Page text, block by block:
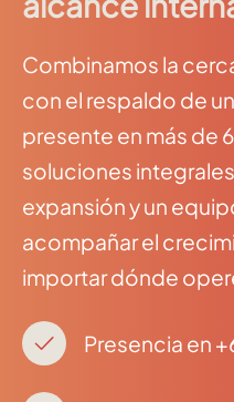
Combinamos la
con el respaldo de
presente en más de
soluciones
expansión y un
acompañar el
importar dónde
Presencia en